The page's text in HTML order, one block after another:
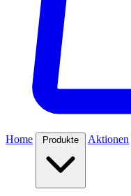
Home Produkte Aktionen